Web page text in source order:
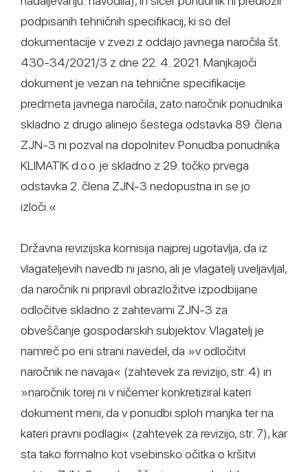
podpisanih tehničnih specifikacij, ki so del
dokumentacije v zvezi z oddajo javnega naročila št.
430-34/2021/3 z dne 22. 4. 2021. Manjkajoči
dokument je vezan na tehnične specifikacije
predmeta javnega naročila, zato naročnik ponudnika
skladno z drugo alinejo šestega odstavka 89. člena
ZJN-3 ni pozval na dopolnitev. Ponudba ponudnika
KLIMATIK d.o.o. je skladno z 29. točko prvega
odstavka 2. člena ZJN-3 nedopustna in se jo
izloči.«
Državna revizijska komisija najprej ugotavlja, da iz
vlagateljevih navedb ni jasno, ali je vlagatelj uveljavljal,
da naročnik ni pripravil obrazložitve izpodbijane
odločitve skladno z zahtevami ZJN-3 za
obveščanje gospodarskih subjektov. Vlagatelj je
namreč po eni strani navedel, da »v odločitvi
naročnik ne navaja« (zahtevek za revizijo, str. 4) in
»naročnik torej ni v ničemer konkretiziral kateri
dokument meni, da v ponudbi sploh manjka ter na
kateri pravni podlagi« (zahtevek za revizijo, str. 7), kar
sta tako formalno kot vsebinsko očitka o kršitvi